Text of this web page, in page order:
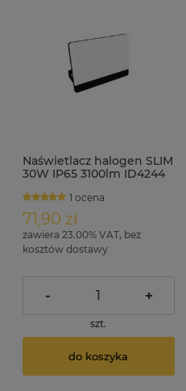
Naświetlacz halogen SLIM
30W IP65 3100lm ID4244
1 ocena
71,90 zł
zawiera 23.00% VAT, bez
kosztów dostawy
- +
szt.
do koszyka